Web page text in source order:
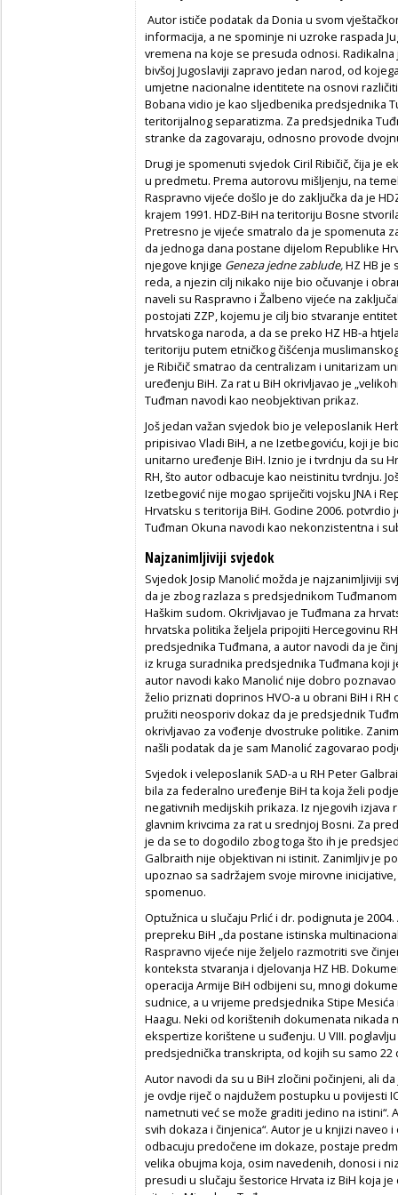
Autor ističe podatak da Donia u svom
informacija, a ne spominje ni uzroke raspada
vremena na koje se presuda odnosi.
bivšoj Jugoslaviji zapravo jedan narod, od
umjetne nacionalne identitete na osnovi
Bobana vidio je kao sljedbenika predsjednika
teritorijalnog separatizma. Za predsjednika
stranke da zagovaraju, odnosno provode
Drugi je spomenuti svjedok Ciril Ribičič, čija je
u predmetu. Prema autorovu mišljenju, na
Raspravno vijeće došlo je do zaključka da je
krajem 1991. HDZ-BiH na teritoriju Bosne
Pretresno je vijeće smatralo da je spomenuta
da jednoga dana postane dijelom Republike
njegove knjige Geneza jedne zablude,HZ HB je
reda, a njezin cilj nikako nije bio očuvanje i
naveli su Raspravno i Žalbeno vijeće na
postojati ZZP, kojemu je cilj bio stvaranje
hrvatskoga naroda, a da se preko HZ HB-a
teritoriju putem etničkog čišćenja
je Ribičič smatrao da centralizam i unitarizam
uređenju BiH. Za rat u BiH okrivljavao je
Tuđman navodi kao neobjektivan prikaz.
Još jedan važan svjedok bio je veleposlanik
pripisivao Vladi BiH, a ne Izetbegoviću, koji je
unitarno uređenje BiH. Iznio je i tvrdnju da su
RH, što autor odbacuje kao neistinitu tvrdnju.
Izetbegović nije mogao spriječiti vojsku JNA i
Hrvatsku s teritorija BiH. Godine 2006. potvrdio
Tuđman Okuna navodi kao nekonzistentna i
Najzanimljiviji svjedok
Svjedok Josip Manolić možda je najzanimljiviji
da je zbog razlaza s predsjednikom
Haškim sudom. Okrivljavao je Tuđmana za
hrvatska politika željela pripojiti Hercegovinu
predsjednika Tuđmana, a autor navodi da je
iz kruga suradnika predsjednika Tuđmana koji
autor navodi kako Manolić nije dobro
želio priznati doprinos HVO-a u obrani BiH i
pružiti neosporiv dokaz da je predsjednik
okrivljavao za vođenje dvostruke politike.
našli podatak da je sam Manolić zagovarao
Svjedok i veleposlanik SAD-a u RH Peter
bila za federalno uređenje BiH ta koja želi
negativnih medijskih prikaza. Iz njegovih izjava
glavnim krivcima za rat u srednjoj Bosni. Za
je da se to dogodilo zbog toga što ih je
Galbraith nije objektivan ni istinit. Zanimljiv je
upoznao sa sadržajem svoje mirovne
spomenuo.
Optužnica u slučaju Prlić i dr. podignuta je
prepreku BiH „da postane istinska
Raspravno vijeće nije željelo razmotriti sve
konteksta stvaranja i djelovanja HZ HB.
operacija Armije BiH odbijeni su, mnogi
sudnice, a u vrijeme predsjednika Stipe
Haagu. Neki od korištenih dokumenata nikada
ekspertize korištene u suđenju. U VIII.
predsjednička transkripta, od kojih su samo 22
Autor navodi da su u BiH zločini počinjeni, ali
je ovdje riječ o najdužem postupku u povijesti
nametnuti već se može graditi jedino na istini“.
svih dokaza i činjenica“. Autor je u knjizi naveo
odbacuju predočene im dokaze, postaje
velika obujma koja, osim navedenih, donosi i
presudi u slučaju šestorice Hrvata iz BiH koja